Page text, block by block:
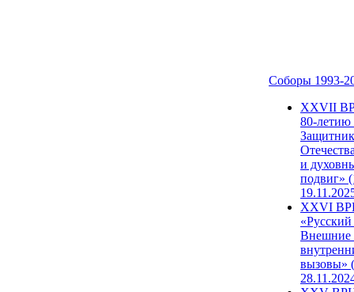
Соборы 1993-
ХХVII
80-
и
подвиг»
XXVI
Внешние
вызовы»